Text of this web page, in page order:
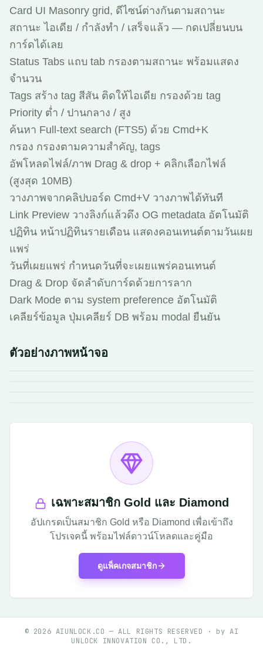
Card UI Masonry grid, ดีไซน์ต่างกันตามสถานะ
สถานะ ไอเดีย / กำลังทำ / เสร็จแล้ว — กดเปลี่ยนบน
การ์ดได้เลย
Status Tabs แถบ tab กรองตามสถานะ พร้อมแสดง
จำนวน
Tags สร้าง tag สีสัน ติดให้ไอเดีย กรองด้วย tag
Priority ต่ำ / ปานกลาง / สูง
ค้นหา Full-text search (FTS5) ด้วย Cmd+K
กรอง กรองตามความสำคัญ, tags
อัพโหลดไฟล์/ภาพ Drag & drop + คลิกเลือกไฟล์
(สูงสุด 10MB)
วางภาพจากคลิปบอร์ด Cmd+V วางภาพได้ทันที
Link Preview วางลิงก์แล้วดึง OG metadata อัตโนมัติ
ปฏิทิน หน้าปฏิทินรายเดือน แสดงคอนเทนต์ตามวันเผย
แพร่
วันที่เผยแพร่ กำหนดวันที่จะเผยแพร่คอนเทนต์
Drag & Drop จัดลำดับการ์ดด้วยการลาก
Dark Mode ตาม system preference อัตโนมัติ
เคลียร์ข้อมูล ปุ่มเคลียร์ DB พร้อม modal ยืนยัน
ตัวอย่างภาพหน้าจอ
เฉพาะสมาชิก Gold และ Diamond
อัปเกรดเป็นสมาชิก Gold หรือ Diamond เพื่อเข้าถึง
โปรเจคนี้ พร้อมไฟล์ดาวน์โหลดและคู่มือ
ดูแพ็คเกจสมาชิก
© 2026 AIUNLOCK.CO — ALL RIGHTS RESERVED · by AI
UNLOCK INNOVATION CO., LTD.